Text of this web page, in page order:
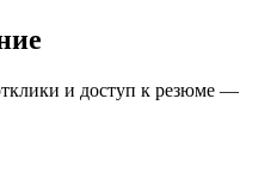
и доступ к резюме —